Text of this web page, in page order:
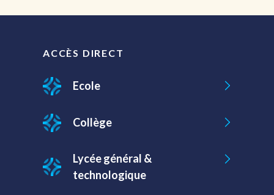
ACCÈS DIRECT
Ecole
Collège
Lycée général &
technologique